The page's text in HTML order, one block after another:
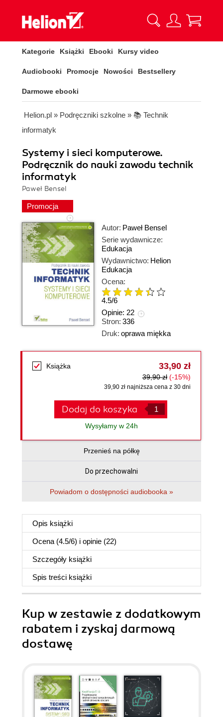
Kategorie Książki Ebooki Kursy video
Audiobooki Promocje Nowości Bestsellery
Darmowe ebooki
Helion.pl » Podręczniki szkolne » 📚 Technik
informatyk
Systemy i sieci komputerowe.
Podręcznik do nauki zawodu technik
informatyk
Paweł Bensel
Promocja
Autor: Paweł Bensel
Serie wydawnicze:
Edukacja
Wydawnictwo: Helion
Edukacja
Ocena:
4.5/6
Opinie: 22
Stron: 336
Druk: oprawa miękka
Książka 33,90 zł
39,90 zł (-15%)
39,90 zł najniższa cena z 30 dni
Dodaj do koszyka
Wysyłamy w 24h
Przenieś na półkę
Do przechowalni
Powiadom o dostępności audiobooka »
Opis książki
Ocena (4.5/6) i opinie (22)
Szczegóły książki
Spis treści książki
Kup w zestawie z dodatkowym
rabatem i zyskaj darmową
dostawę